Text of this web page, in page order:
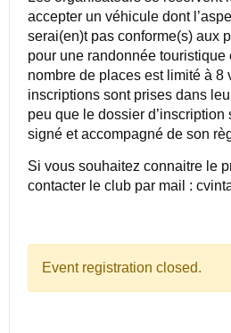
accepter un véhicule dont
serai(en)t pas conforme(s) aux
pour une randonnée touristique
nombre de places est limité à 8
inscriptions sont prises dans
peu que le dossier d’inscription
signé et accompagné de son
Si vous souhaitez connaitre le
contacter le club par mail :
Event registration closed.